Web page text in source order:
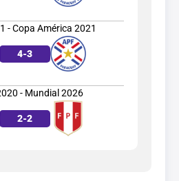
- Copa América 2021
4-3
- Mundial 2026
2-2